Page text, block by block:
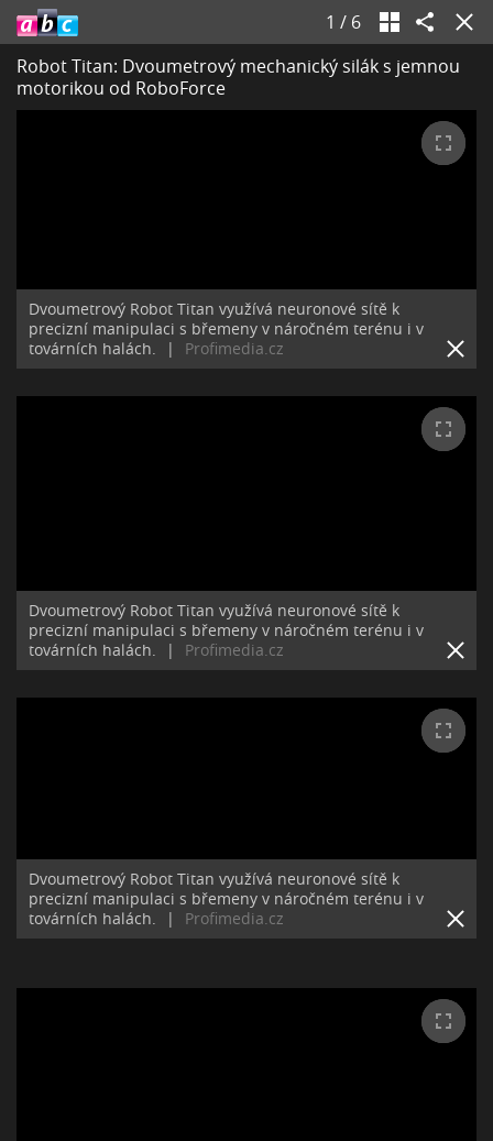
1 / 6
Robot Titan: Dvoumetrový mechanický silák s jemnou
motorikou od RoboForce
Dvoumetrový Robot Titan využívá neuronové sítě k
precizní manipulaci s břemeny v náročném terénu i v
továrních halách.
| Profimedia.cz
Dvoumetrový Robot Titan využívá neuronové sítě k
precizní manipulaci s břemeny v náročném terénu i v
továrních halách.
| Profimedia.cz
Dvoumetrový Robot Titan využívá neuronové sítě k
precizní manipulaci s břemeny v náročném terénu i v
továrních halách.
| Profimedia.cz